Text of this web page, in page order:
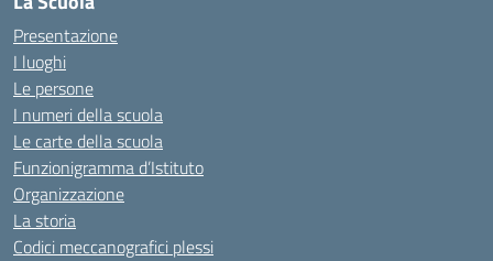
Presentazione
I luoghi
Le persone
I numeri della scuola
Le carte della scuola
Funzionigramma d’Istituto
Organizzazione
La storia
Codici meccanografici plessi